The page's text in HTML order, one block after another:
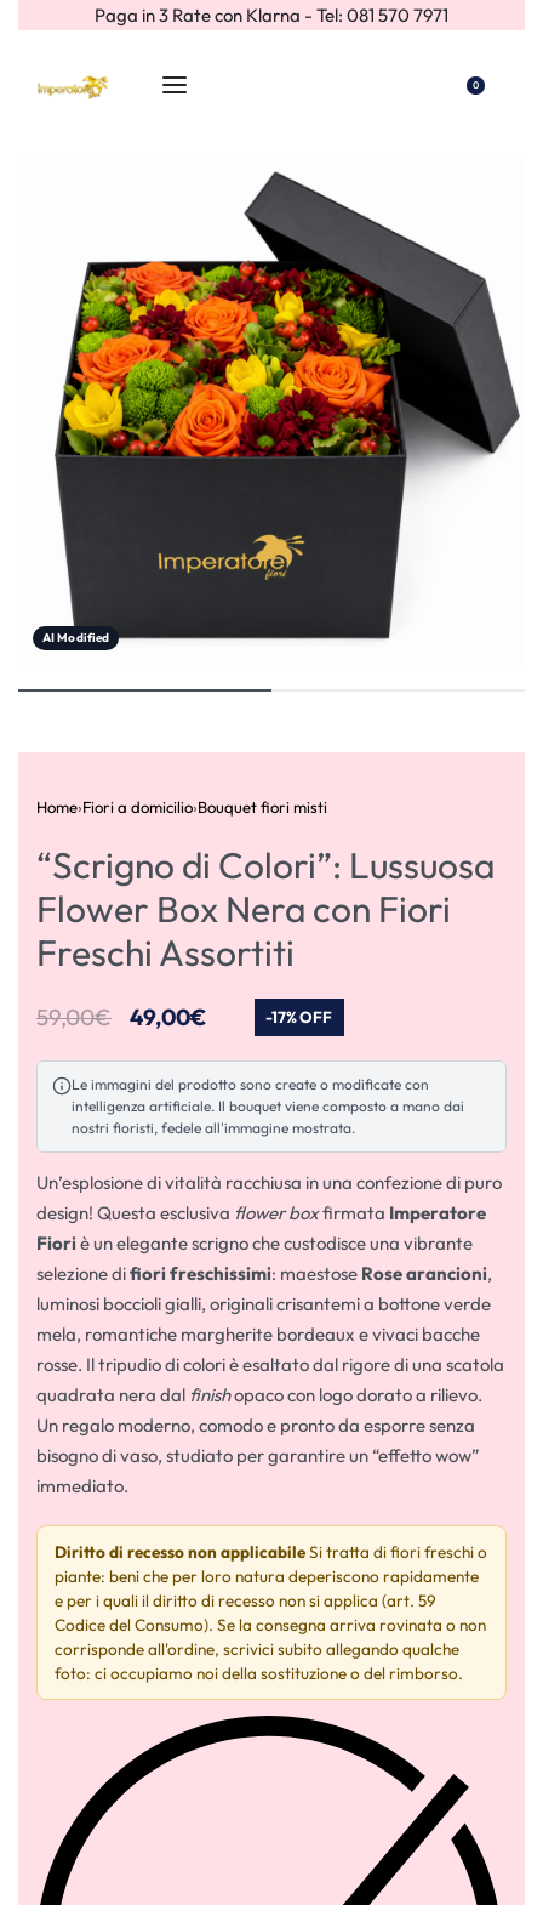
Paga in 3 Rate con Klarna - Tel: 081 570 7971
0
AI Modified
Home›Fiori a domicilio›Bouquet fiori misti
“Scrigno di Colori”: Lussuosa
Flower Box Nera con Fiori
Freschi Assortiti
59,00€ 49,00€ -17% OFF
Le immagini del prodotto sono create o modificate con
intelligenza artificiale. Il bouquet viene composto a mano dai
nostri fioristi, fedele all'immagine mostrata.
Un’esplosione di vitalità racchiusa in una confezione di puro
design! Questa esclusiva flower boxfirmata Imperatore
Fioriè un elegante scrigno che custodisce una vibrante
selezione difiori freschissimi: maestose Rose arancioni,
luminosi boccioli gialli, originali crisantemi a bottone verde
mela, romantiche margherite bordeaux e vivaci bacche
rosse. Il tripudio di colori è esaltato dal rigore di una scatola
quadrata nera dal finishopaco con logo dorato a rilievo.
Un regalo moderno, comodo e pronto da esporre senza
bisogno di vaso, studiato per garantire un “effetto wow”
immediato.
Diritto di recesso non applicabileSi tratta di fiori freschi o
piante: beni che per loro natura deperiscono rapidamente
e per i quali il diritto di recesso non si applica (art. 59
Codice del Consumo). Se la consegna arriva rovinata o non
corrisponde all'ordine, scrivici subito allegando qualche
foto: ci occupiamo noi della sostituzione o del rimborso.